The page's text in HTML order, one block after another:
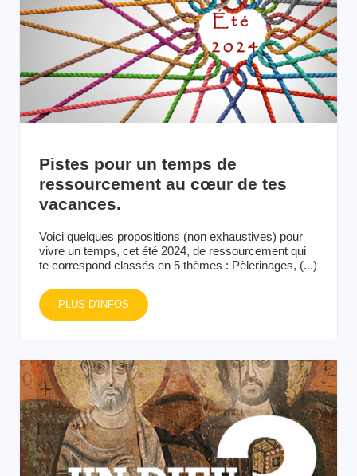
Pistes pour un temps de
ressourcement au cœur de tes
vacances.
Voici quelques propositions (non exhaustives) pour
vivre un temps, cet été 2024, de ressourcement qui
te correspond classés en 5 thèmes : Pèlerinages, (...)
PLUS D'INFOS